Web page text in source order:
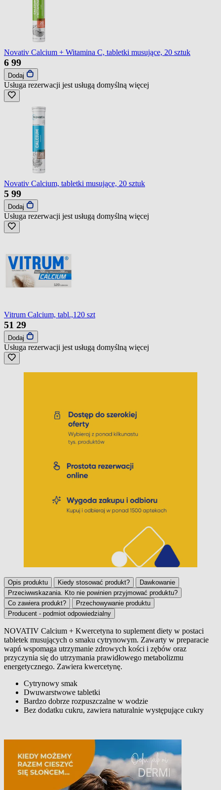
Novativ Calcium + Witamina C, tabletki musujące, 20 sztuk
6 99
Dodaj
Usługa rezerwacji jest usługą domyślną więcej
Novativ Calcium, tabletki musujące, 20 sztuk
5 99
Dodaj
Usługa rezerwacji jest usługą domyślną więcej
Vitrum Calcium, tabl.,120 szt
51 29
Dodaj
Usługa rezerwacji jest usługą domyślną więcej
Opis produktu Kiedy stosować produkt?
Dawkowanie
Przeciwwskazania. Kto nie powinien przyjmować produktu?
Co zawiera produkt?
Przechowywanie produktu
Producent - podmiot odpowiedzialny
Opis produktu
NOVATIV Calcium + Kwercetyna to suplement diety w postaci
tabletek musujących o smaku cytrynowym. Zawarty w preparacie
wapń wspomaga utrzymanie zdrowych kości i zębów oraz
przyczynia się do utrzymania prawidłowego metabolizmu
energetycznego. Zawiera kwercetynę.
Cytrynowy smak
Dwuwarstwowe tabletki
Bardzo dobrze rozpuszczalne w wodzie
Bez dodatku cukru, zawiera naturalnie występujące cukry